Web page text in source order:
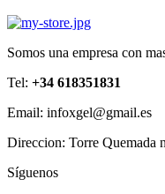
Somos una empresa con
Tel: +34 618351831
Email: infoxgel@gmail.es
Direccion: Torre Quemada
Síguenos